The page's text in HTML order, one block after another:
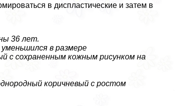
в диспластические и затем в
36 лет.
в размере
с сохраненным кожным рисунком на
коричневый с ростом